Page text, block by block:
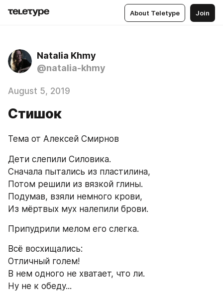
About Teletype Join
Natalia Khmy
@natalia-khmy
August 5, 2019
Стишок
Тема от Алексей Смирнов
Дети слепили Силовика.
Сначала пытались из пластилина,
Потом решили из вязкой глины.
Подумав, взяли немного крови,
Из мёртвых мух налепили брови.
Припудрили мелом его слегка.
Всё восхищались:
Отличный голем!
В нем одного не хватает, что ли.
Ну не к обеду...